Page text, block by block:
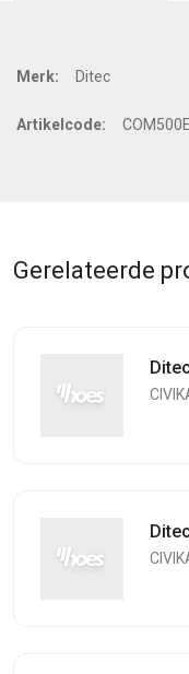
Merk: Ditec
Artikelcode:
Gerelateerde